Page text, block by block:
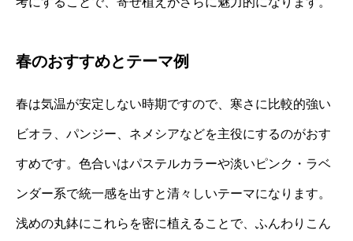
春のおすすめとテーマ例
春は気温が安定しない時期ですので、寒さに比較的強い
ビオラ、パンジー、ネメシアなどを主役にするのがおす
すめです。色合いはパステルカラーや淡いピンク・ラベ
ンダー系で統一感を出すと清々しいテーマになります。
浅めの丸鉢にこれらを密に植えることで、ふんわりこん